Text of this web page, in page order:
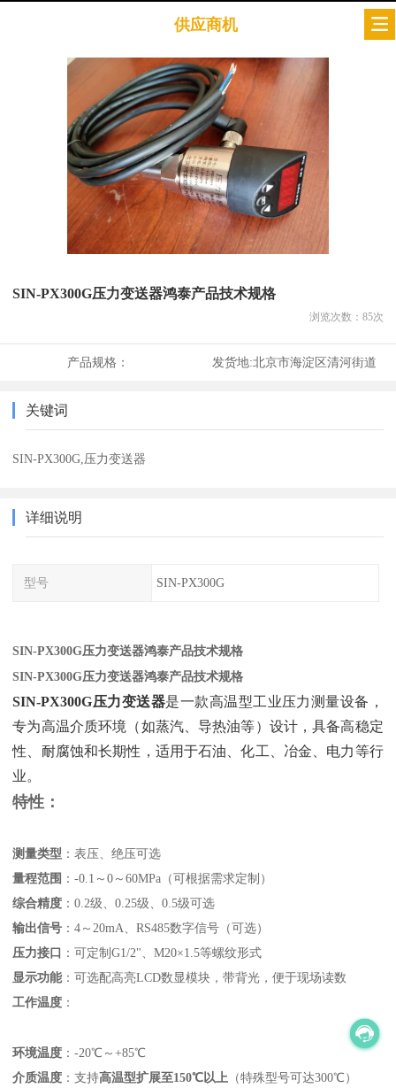
供应商机
SIN-PX300G压力变送器鸿泰产品技术规格
浏览次数： 85次
产品规格： 发货地:北京市海淀区清河街道
关键词
SIN-PX300G,压力变送器
详细说明
型号 SIN-PX300G
SIN-PX300G压力变送器鸿泰产品技术规格
SIN-PX300G压力变送器鸿泰产品技术规格
SIN-PX300G压力变送器‌是一款高温型工业压力测量设备，
专为高温介质环境（如蒸汽、导热油等）设计，具备高稳定
性、耐腐蚀和长期性，适用于石油、化工、冶金、电力等行
业。
特性：
测量类型 ‌：表压、绝压可选
量程范围 ‌：-0.1～0～60MPa（可根据需求定制）
综合精度 ‌：0.2级、0.25级、0.5级可选
输出信号 ‌：4～20mA、RS485数字信号（可选）
压力接口 ‌：可定制G1/2"、M20×1.5等螺纹形式
显示功能‌：可选配高亮LCD数显模块，带背光，便于现场读数
工作温度 ‌：
环境温度 ‌：-20℃～+85℃
介质温度 ‌：支持‌高温型扩展至150℃以上 ‌（特殊型号可达300℃）